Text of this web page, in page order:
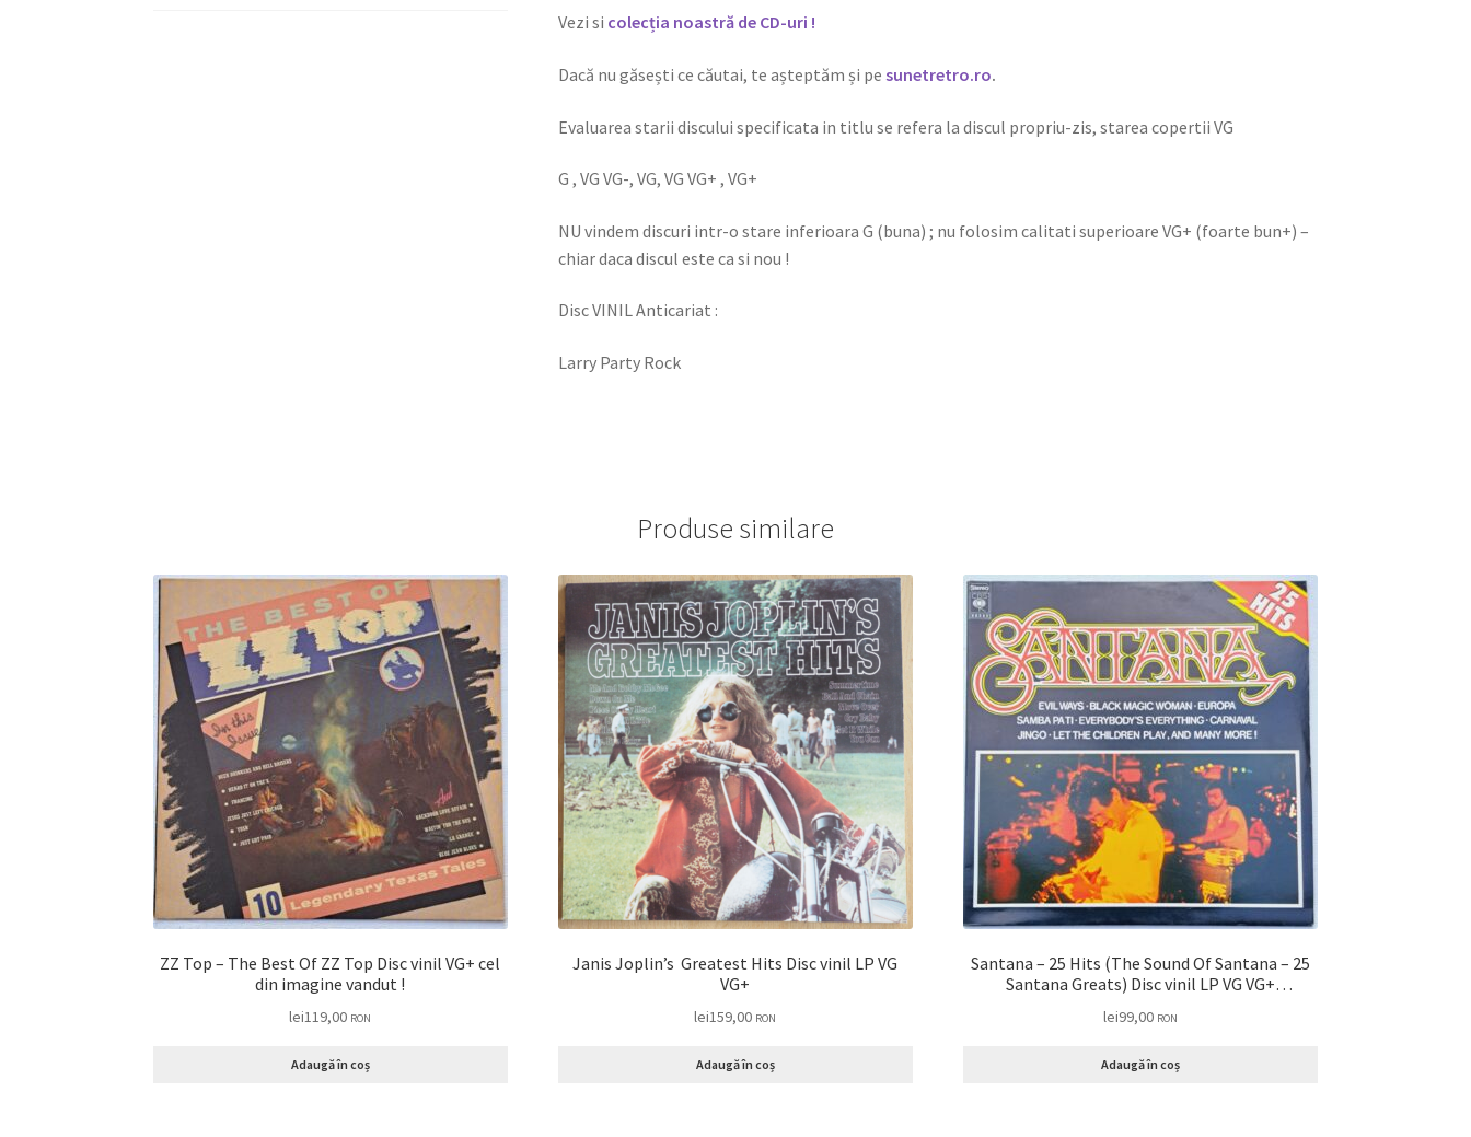
Vezi si colecția noastră de CD-uri !
Dacă nu găsești ce căutai, te așteptăm și pesunetretro.ro.
Evaluarea starii discului specificata in titlu se refera la discul propriu-zis, starea copertii VG
G , VG VG-, VG, VG VG+ , VG+
NU vindem discuri intr-o stare inferioara G (buna) ; nu folosim calitati superioare VG+ (foarte bun+) –
chiar daca discul este ca si nou !
Disc VINIL Anticariat :
Larry Party Rock
Produse similare
ZZ Top – The Best Of ZZ Top Disc vinil VG+ cel
din imagine vandut !
lei119,00 RON
Adaugă în coș
Janis Joplin’s Greatest Hits Disc vinil LP VG
VG+
lei159,00 RON
Adaugă în coș
Santana – 25 Hits (The Sound Of Santana – 25
Santana Greats) Disc vinil LP VG VG+
lei99,00 RON
Adaugă în coș